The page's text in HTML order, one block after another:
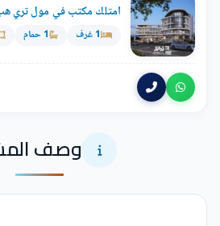
امتلك مكتب في مول تري
1 غرف 1 حمام
وصف